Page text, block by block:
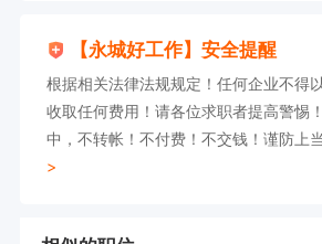
【永城好工作】安全提醒
根据相关法律法规规定！任何企业不得
收取任何费用！请各位求职者提高警惕
中，不转帐！不付费！不交钱！谨防上
>